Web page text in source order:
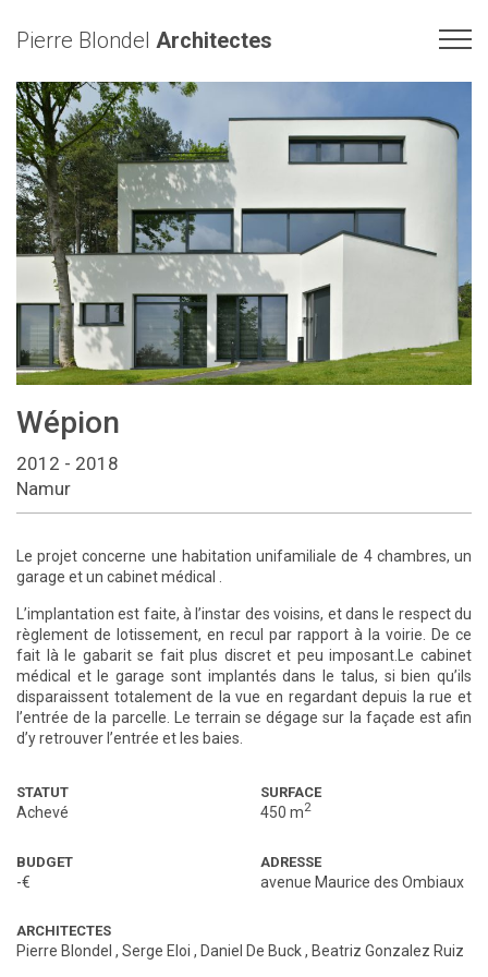
Pierre Blondel Architectes
Wépion
2012 - 2018
Namur
Le projet concerne une habitation unifamiliale de 4 chambres, un
garage et un cabinet médical .
L’implantation est faite, à l’instar des voisins, et dans le respect du
règlement de lotissement, en recul par rapport à la voirie. De ce
fait là le gabarit se fait plus discret et peu imposant.Le cabinet
médical et le garage sont implantés dans le talus, si bien qu’ils
disparaissent totalement de la vue en regardant depuis la rue et
l’entrée de la parcelle. Le terrain se dégage sur la façade est afin
d’y retrouver l’entrée et les baies.
STATUT
Achevé
SURFACE
450 m2
BUDGET
-€
ADRESSE
avenue Maurice des Ombiaux
ARCHITECTES
Pierre Blondel , Serge Eloi , Daniel De Buck, Beatriz Gonzalez Ruiz